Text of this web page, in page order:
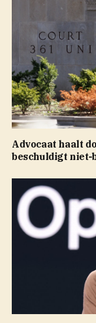
Advocaat haalt
beschuldigt niet-